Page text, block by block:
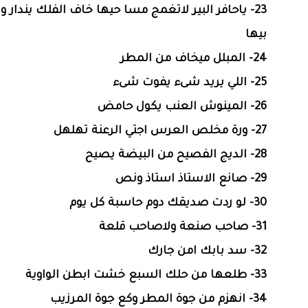
23- ياحافر البير لاتغمج مسا حيها خاف الفلك يندار
بيها
24- المبلل ميخاف من المطر
25- اللي يريد شىء يفوت شىء
26- المينوش العنب يكول حامض
27- ورة مخلص العرس اجتي الرعنة تهلهل
28- الديج الفصيح من البيضة يصيح
29- صانع الاستاذ استاذ ونص
30- لو ردت صديقك دوم حاسبة كل يوم
31- صاحب صنعة ولاصاحب قلعة
32- سد بابك امن جارك
33- طلعها من حلك السبع خشت ابطن الواوية
34- انهزم من جوة المطر وكع جوة المرزيب